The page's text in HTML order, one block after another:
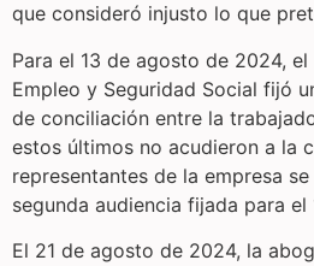
que consideró injusto lo que
Para el 13 de agosto de 2024,
Empleo y Seguridad Social fijó
de conciliación entre la
estos últimos no acudieron a la
representantes de la empresa
segunda audiencia fijada para el
El 21 de agosto de 2024, la